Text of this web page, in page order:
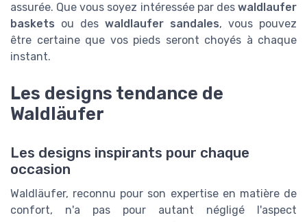
assurée. Que vous soyez intéressée par des waldlaufer
baskets ou des waldlaufer sandales, vous pouvez
être certaine que vos pieds seront choyés à chaque
instant.
Les designs tendance de
Waldläufer
Les designs inspirants pour chaque
occasion
Waldläufer, reconnu pour son expertise en matière de
confort, n'a pas pour autant négligé l'aspect